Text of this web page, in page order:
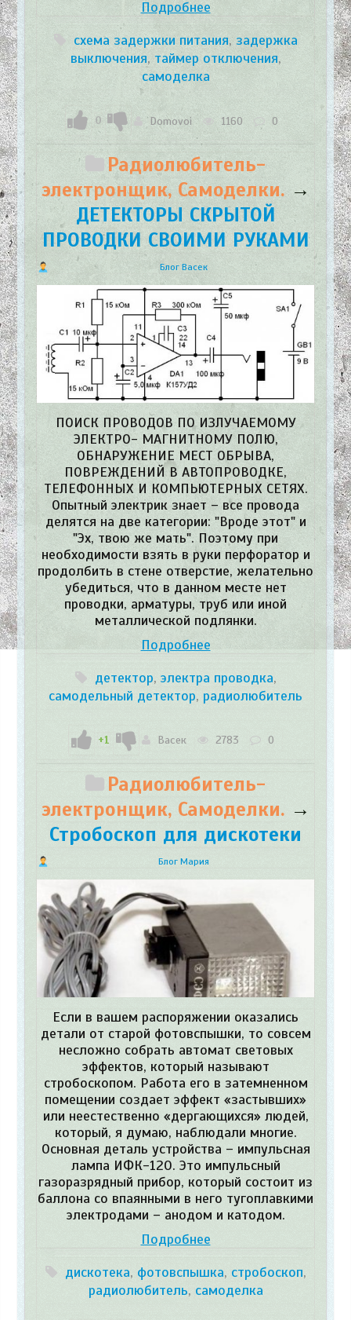
Подробнее
схема задержки питания, задержка
выключения, таймер отключения,
самоделка
0 Domovoi 1160 0
Радиолюбитель-
электронщик, Самоделки.→
ДЕТЕКТОРЫ СКРЫТОЙ
ПРОВОДКИ СВОИМИ РУКАМИ
Блог Васек
ПОИСК ПРОВОДОВ ПО ИЗЛУЧАЕМОМУ
ЭЛЕКТРО- МАГНИТНОМУ ПОЛЮ,
ОБНАРУЖЕНИЕ МЕСТ ОБРЫВА,
ПОВРЕЖДЕНИЙ В АВТОПРОВОДКЕ,
ТЕЛЕФОННЫХ И КОМПЬЮТЕРНЫХ СЕТЯХ.
Опытный электрик знает – все провода
делятся на две категории: "Вроде этот" и
"Эх, твою же мать". Поэтому при
необходимости взять в руки перфоратор и
продолбить в стене отверстие, желательно
убедиться, что в данном месте нет
проводки, арматуры, труб или иной
металлической подлянки.
Подробнее
детектор, электра проводка,
самодельный детектор, радиолюбитель
+1 Васек 2783 0
Радиолюбитель-
электронщик, Самоделки.→
Стробоскоп для дискотеки
Блог Мария
Если в вашем распоряжении оказались
детали от старой фотовспышки, то совсем
несложно собрать автомат световых
эффектов, который называют
стробоскопом. Работа его в затемненном
помещении создает эффект «застывших»
или неестественно «дергающихся» людей,
который, я думаю, наблюдали многие.
Основная деталь устройства – импульсная
лампа ИФК-120. Это импульсный
газоразрядный прибор, который состоит из
баллона со впаянными в него тугоплавкими
электродами – анодом и катодом.
Подробнее
дискотека, фотовспышка, стробоскоп,
радиолюбитель, самоделка